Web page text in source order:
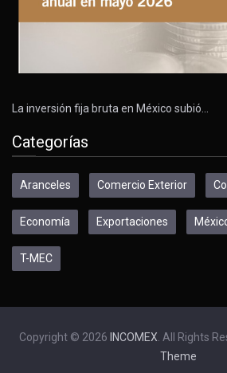
La inversión fija bruta en México subió…
Categorías
Aranceles Comercio Exterior
Economía Exportaciones
T-MEC
Copyright © 2026 INCOMEX . All Rights
Theme